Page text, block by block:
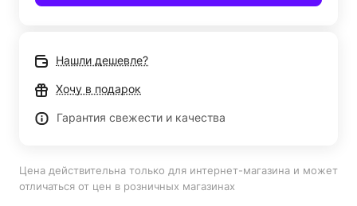
Нашли дешевле?
Хочу в подарок
Гарантия свежести и качества
Цена действительна только для интернет-магазина и может
отличаться от цен в розничных магазинах